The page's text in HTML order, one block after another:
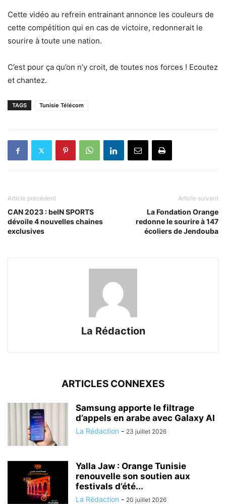
Cette vidéo au refrein entrainant annonce les couleurs de
cette compétition qui en cas de victoire, redonnerait le
sourire à toute une nation.
C’est pour ça qu’on n’y croit, de toutes nos forces ! Ecoutez
et chantez.
TAGS Tunisie Télécom
Article précédent
CAN 2023 : beIN SPORTS
dévoile 4 nouvelles chaines
exclusives
Article suivant
La Fondation Orange
redonne le sourire à 147
écoliers de Jendouba
La Rédaction
ARTICLES CONNEXES
Samsung apporte le filtrage
d’appels en arabe avec Galaxy AI
La Rédaction - 23 juillet 2026
Yalla Jaw : Orange Tunisie
renouvelle son soutien aux
festivals d’été...
La Rédaction - 20 juillet 2026